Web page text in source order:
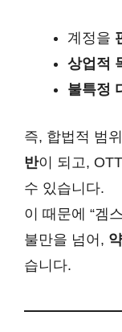
계정을
상업적
불특정
즉, 합법적 범
반이 되고,
수 있습니다.
이 때문에 “겜
불만을 넘어,
습니다.